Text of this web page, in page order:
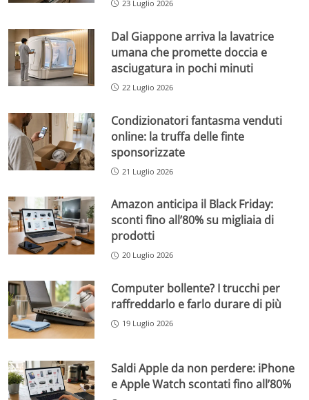
23 Luglio 2026
Dal Giappone arriva la lavatrice
umana che promette doccia e
asciugatura in pochi minuti
22 Luglio 2026
Condizionatori fantasma venduti
online: la truffa delle finte
sponsorizzate
21 Luglio 2026
Amazon anticipa il Black Friday:
sconti fino all’80% su migliaia di
prodotti
20 Luglio 2026
Computer bollente? I trucchi per
raffreddarlo e farlo durare di più
19 Luglio 2026
Saldi Apple da non perdere: iPhone
e Apple Watch scontati fino all’80%